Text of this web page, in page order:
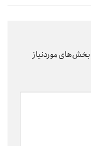
بخش‌های موردنیاز